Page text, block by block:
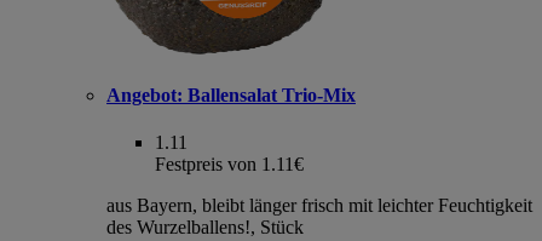
Angebot: Ballensalat Trio-Mix
1.11
Festpreis von 1.11€
aus Bayern, bleibt länger frisch mit leichter Feuchtigkeit
des Wurzelballens!, Stück